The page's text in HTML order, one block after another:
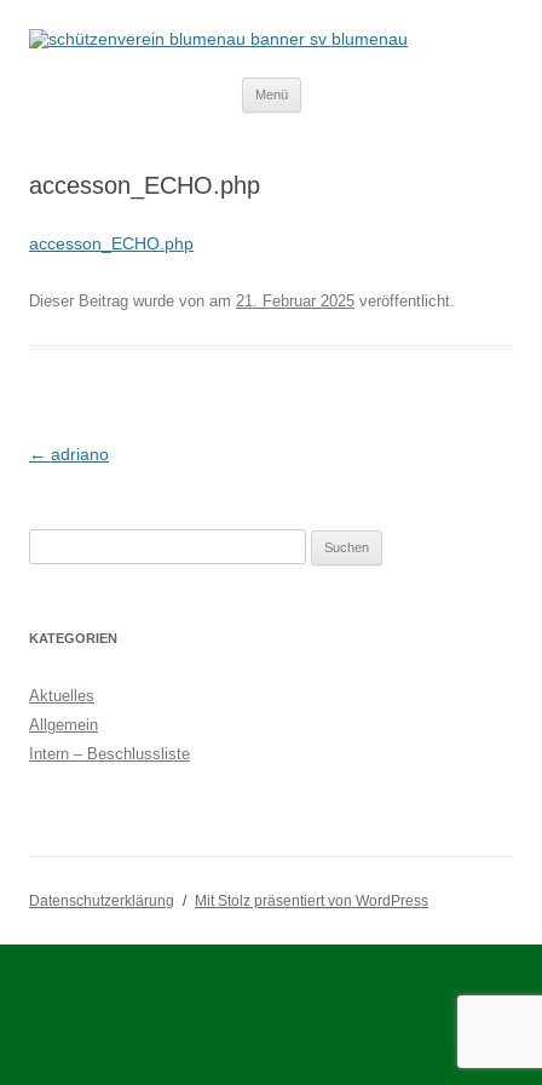
Schützenverein Blumenau von 1952
e.V.
Menü
accesson_ECHO.php
accesson_ECHO.php
Dieser Beitrag wurde von am 21. Februar 2025 veröffentlicht.
Beitragsnavigation
← adriano
KATEGORIEN
Aktuelles
Allgemein
Intern – Beschlussliste
Datenschutzerklärung Mit Stolz präsentiert von WordPress